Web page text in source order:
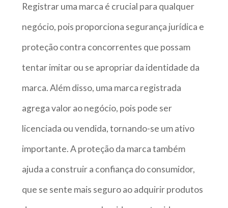
Registrar uma marca é crucial para qualquer
negócio, pois proporciona segurança jurídica e
proteção contra concorrentes que possam
tentar imitar ou se apropriar da identidade da
marca. Além disso, uma marca registrada
agrega valor ao negócio, pois pode ser
licenciada ou vendida, tornando-se um ativo
importante. A proteção da marca também
ajuda a construir a confiança do consumidor,
que se sente mais seguro ao adquirir produtos